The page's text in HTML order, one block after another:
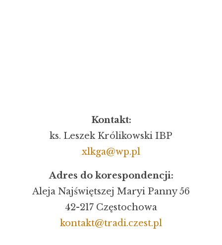
Kontakt:
ks. Leszek Królikowski IBP
xlkga@wp.pl
Adres do korespondencji:
Aleja Najświętszej Maryi Panny 56
42-217 Częstochowa
kontakt@tradi.czest.pl